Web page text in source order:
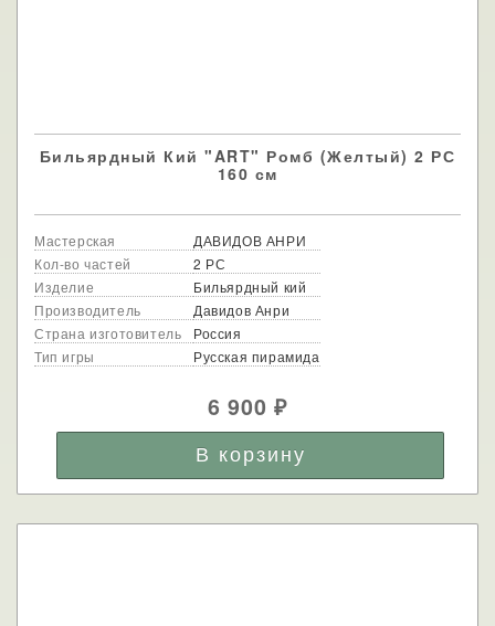
Бильярдный Кий "ART" Ромб (Желтый) 2 РС
160 см
Мастерская
ДАВИДОВ АНРИ
Кол-во частей
2 РС
Изделие
Бильярдный кий
Производитель
Давидов Анри
Страна изготовитель
Россия
Тип игры
Русская пирамида
6 900₽